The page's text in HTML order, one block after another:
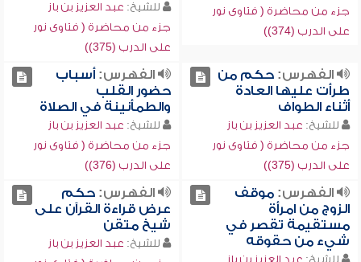
جزء من محاضرة ( فتاوى نور
على الدرب (374))
للشيخ: عبد العزيز بن باز
جزء من محاضرة ( فتاوى نور
على الدرب (375))
الفهرس:حكم من
طرأت عليها العادة
أثناء الطواف
للشيخ: عبد العزيز بن باز
جزء من محاضرة ( فتاوى نور
على الدرب (375))
الفهرس:أسباب
حضور القلب
والطمأنينة في الصلاة
للشيخ: عبد العزيز بن باز
جزء من محاضرة ( فتاوى نور
على الدرب (376))
الفهرس:موقف
الزوج من امرأة
مستقيمة تقصر في
شيء من حقوقه
للشيخ: عبد العزيز بن باز
الفهرس:حكم
عرض قراءة القرآن على
شيخ متقن
للشيخ: عبد العزيز بن باز